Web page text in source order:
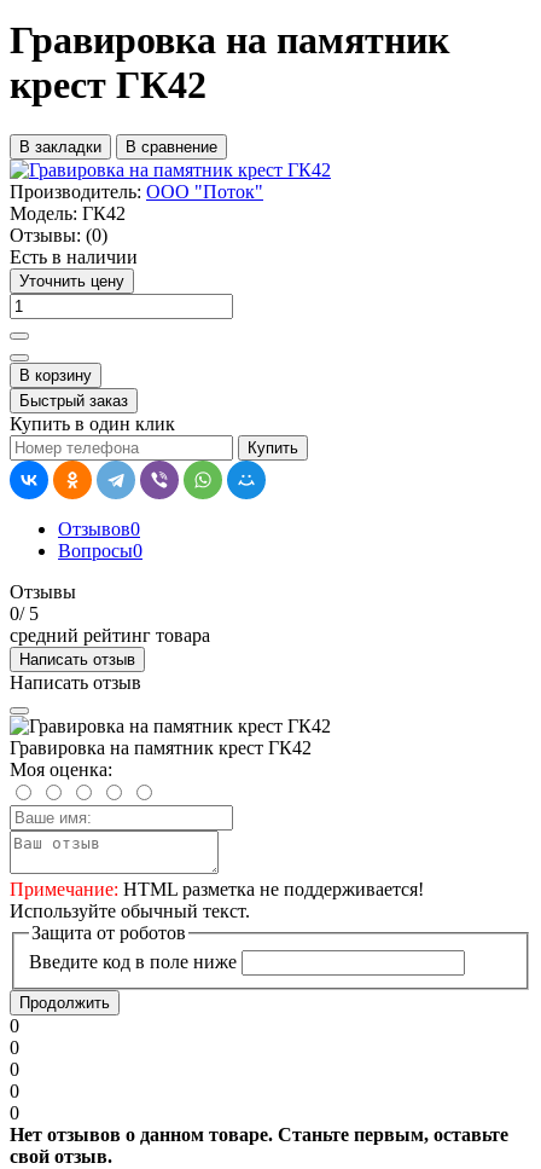
Гравировка на памятник
крест ГК42
В закладки В сравнение
Производитель: ООО "Поток"
Модель: ГК42
Отзывы: (0)
Есть в наличии
Уточнить цену
В корзину
Быстрый заказ
Купить в один клик
Купить
Отзывов0
Вопросы0
Отзывы
0/ 5
средний рейтинг товара
Написать отзыв
Написать отзыв
Гравировка на памятник крест ГК42
Моя оценка:
Примечание: HTML разметка не поддерживается!
Используйте обычный текст.
Защита от роботов
Введите код в поле ниже
Продолжить
0
0
0
0
0
Нет отзывов о данном товаре. Станьте первым, оставьте
свой отзыв.